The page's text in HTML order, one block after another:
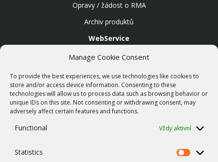
Manage Cookie Consent
To provide the best experiences, we use technologies like cookies to
store and/or access device information. Consenting to these
technologies will allow us to process data such as browsing behavior or
unique IDs on this site. Not consenting or withdrawing consent, may
adversely affect certain features and functions.
Functional Vždy aktivní
Statistics Statistics
Opravy / žádost o RMA
Archiv produktů
WebService
Bezdrátové sítě
Zakázková výroba
Report zranitelnosti
O NÁS